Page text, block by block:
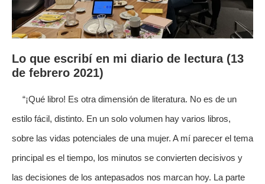
Lo que escribí en mi diario de lectura (13
de febrero 2021)
“¡Qué libro! Es otra dimensión de literatura. No es de un
estilo fácil, distinto. En un solo volumen hay varios libros,
sobre las vidas potenciales de una mujer. A mí parecer el tema
principal es el tiempo, los minutos se convierten decisivos y
las decisiones de los antepasados nos marcan hoy. La parte